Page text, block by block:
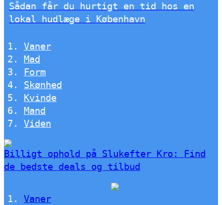
Sådan får du hurtigt en tid hos en
lokal hudlæge i København
Vaner
Mad
Form
Skønhed
Kvinde
Mand
Viden
Billigt ophold på Slukefter Kro: Find
de bedste deals og tilbud
Vaner